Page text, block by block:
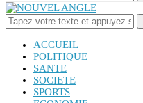
ACCUEIL
POLITIQUE
SANTE
SOCIETE
SPORTS